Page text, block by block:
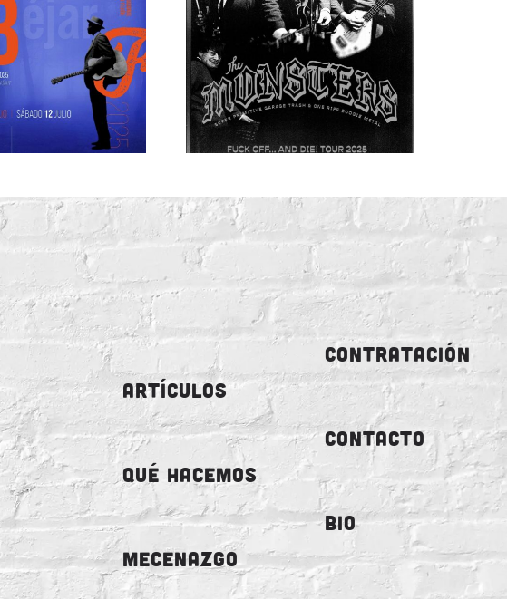
ARTÍCULOS
QUÉ HACEMOS
MECENAZGO
CONTRATACIÓN
CONTACTO
BIO